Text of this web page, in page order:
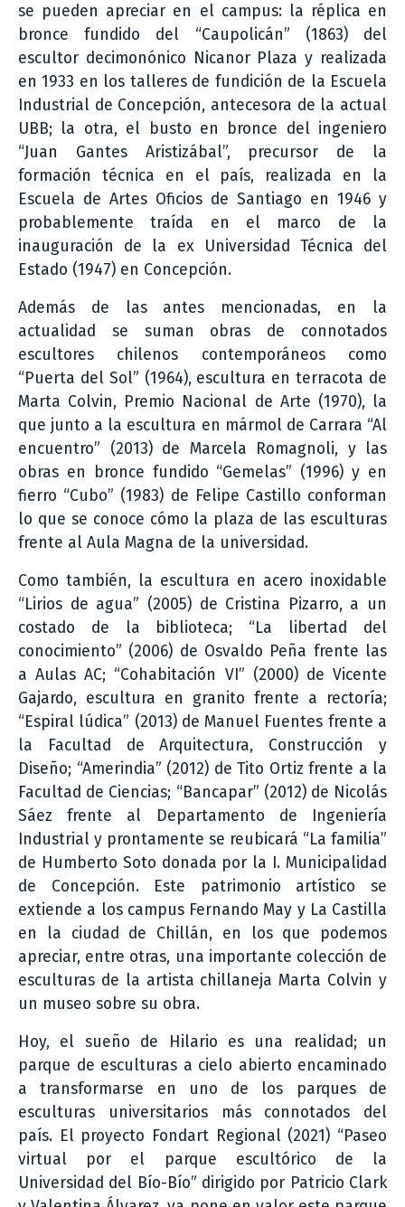
se pueden apreciar en el campus: la réplica en
bronce fundido del “Caupolicán” (1863) del
escultor decimonónico Nicanor Plaza y realizada
en 1933 en los talleres de fundición de la Escuela
Industrial de Concepción, antecesora de la actual
UBB; la otra, el busto en bronce del ingeniero
“Juan Gantes Aristizábal”, precursor de la
formación técnica en el país, realizada en la
Escuela de Artes Oficios de Santiago en 1946 y
probablemente traída en el marco de la
inauguración de la ex Universidad Técnica del
Estado (1947) en Concepción.
Además de las antes mencionadas, en la
actualidad se suman obras de connotados
escultores chilenos contemporáneos como
“Puerta del Sol” (1964), escultura en terracota de
Marta Colvin, Premio Nacional de Arte (1970), la
que junto a la escultura en mármol de Carrara “Al
encuentro” (2013) de Marcela Romagnoli, y las
obras en bronce fundido “Gemelas” (1996) y en
fierro “Cubo” (1983) de Felipe Castillo conforman
lo que se conoce cómo la plaza de las esculturas
frente al Aula Magna de la universidad.
Como también, la escultura en acero inoxidable
“Lirios de agua” (2005) de Cristina Pizarro, a un
costado de la biblioteca; “La libertad del
conocimiento” (2006) de Osvaldo Peña frente las
a Aulas AC; “Cohabitación VI” (2000) de Vicente
Gajardo, escultura en granito frente a rectoría;
“Espiral lúdica” (2013) de Manuel Fuentes frente a
la Facultad de Arquitectura, Construcción y
Diseño; “Amerindia” (2012) de Tito Ortiz frente a la
Facultad de Ciencias; “Bancapar” (2012) de Nicolás
Sáez frente al Departamento de Ingeniería
Industrial y prontamente se reubicará “La familia”
de Humberto Soto donada por la I. Municipalidad
de Concepción. Este patrimonio artístico se
extiende a los campus Fernando May y La Castilla
en la ciudad de Chillán, en los que podemos
apreciar, entre otras, una importante colección de
esculturas de la artista chillaneja Marta Colvin y
un museo sobre su obra.
Hoy, el sueño de Hilario es una realidad; un
parque de esculturas a cielo abierto encaminado
a transformarse en uno de los parques de
esculturas universitarios más connotados del
país. El proyecto Fondart Regional (2021) “Paseo
virtual por el parque escultórico de la
Universidad del Bío-Bío” dirigido por Patricio Clark